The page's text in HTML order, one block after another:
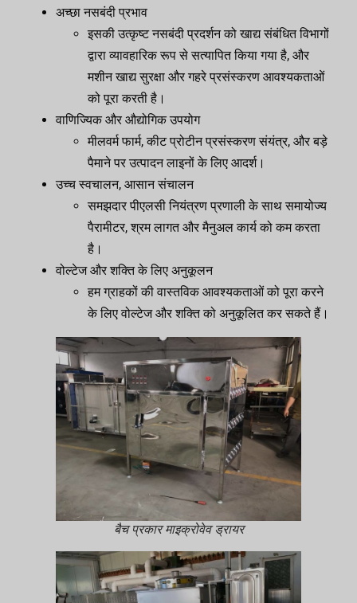
अच्छा नसबंदी प्रभाव
इसकी उत्कृष्ट नसबंदी प्रदर्शन को खाद्य संबंधित विभागों
द्वारा व्यावहारिक रूप से सत्यापित किया गया है, और
मशीन खाद्य सुरक्षा और गहरे प्रसंस्करण आवश्यकताओं
को पूरा करती है।
वाणिज्यिक और औद्योगिक उपयोग
मीलवर्म फार्म, कीट प्रोटीन प्रसंस्करण संयंत्र, और बड़े
पैमाने पर उत्पादन लाइनों के लिए आदर्श।
उच्च स्वचालन, आसान संचालन
समझदार पीएलसी नियंत्रण प्रणाली के साथ समायोज्य
पैरामीटर, श्रम लागत और मैनुअल कार्य को कम करता
है।
वोल्टेज और शक्ति के लिए अनुकूलन
हम ग्राहकों की वास्तविक आवश्यकताओं को पूरा करने
के लिए वोल्टेज और शक्ति को अनुकूलित कर सकते हैं।
बैच प्रकार माइक्रोवेव ड्रायर